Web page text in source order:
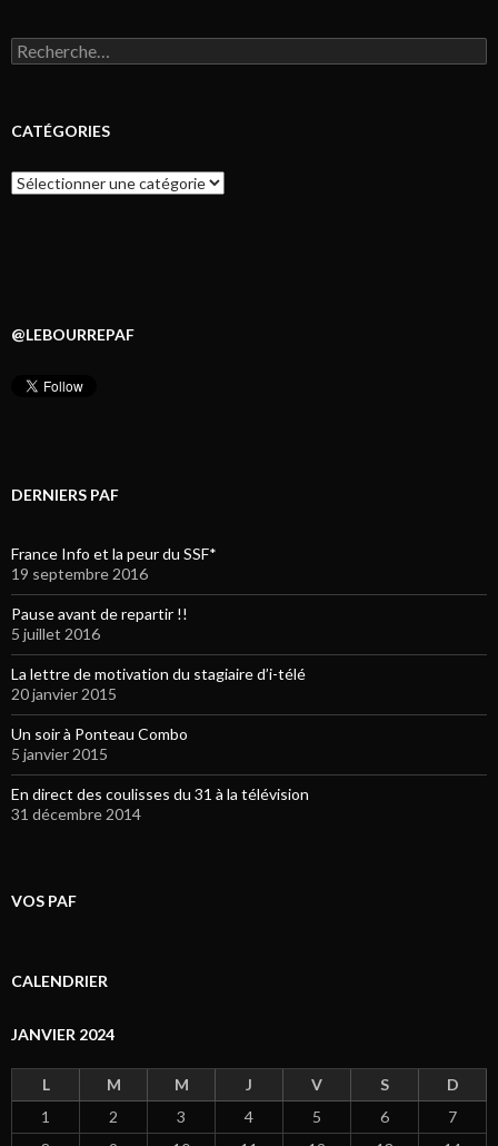
Rechercher :
CATÉGORIES
Catégories
@LEBOURREPAF
DERNIERS PAF
France Info et la peur du SSF*
19 septembre 2016
Pause avant de repartir !!
5 juillet 2016
La lettre de motivation du stagiaire d’i-télé
20 janvier 2015
Un soir à Ponteau Combo
5 janvier 2015
En direct des coulisses du 31 à la télévision
31 décembre 2014
VOS PAF
CALENDRIER
JANVIER 2024
L M M J V S
D
1
2 3 4 5 6
7